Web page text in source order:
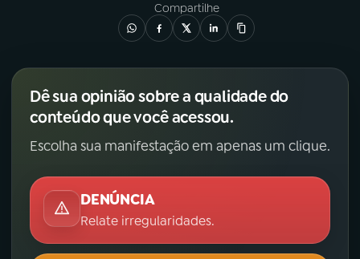
Compartilhe
Dê sua opinião sobre a qualidade do
conteúdo que você acessou.
Escolha sua manifestação em apenas um clique.
DENÚNCIA
Relate irregularidades.